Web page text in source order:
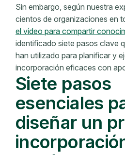
Sin embargo, según nuestra
cientos de organizaciones en
el vídeo para compartir
identificado siete pasos clave
han utilizado para planificar y
incorporación eficaces con
Siete pasos
esenciales
diseñar un